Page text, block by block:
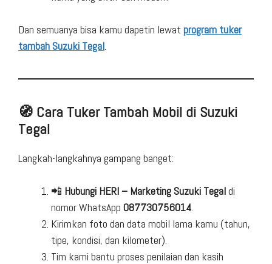
Dan semuanya bisa kamu dapetin lewat program tuker
tambah Suzuki Tegal.
🧭 Cara Tuker Tambah Mobil di Suzuki
Tegal
Langkah-langkahnya gampang banget:
📲 Hubungi HERI – Marketing Suzuki Tegaldi
nomor WhatsApp 087730756014.
Kirimkan foto dan data mobil lama kamu (tahun,
tipe, kondisi, dan kilometer).
Tim kami bantu proses penilaian dan kasih